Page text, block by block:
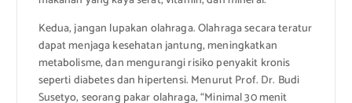
Kedua, jangan lupakan olahraga. Olahraga secara teratur
dapat menjaga kesehatan jantung, meningkatkan
metabolisme, dan mengurangi risiko penyakit kronis
seperti diabetes dan hipertensi. Menurut Prof. Dr. Budi
Susetyo, seorang pakar olahraga, “Minimal 30 menit